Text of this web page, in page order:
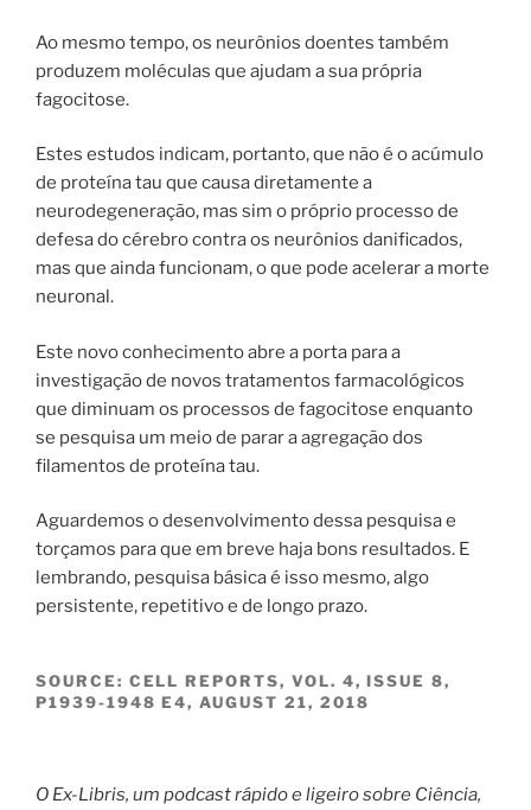
Ao mesmo tempo, os neurônios doentes também
produzem moléculas que ajudam a sua própria
fagocitose.
Estes estudos indicam, portanto, que não é o acúmulo
de proteína tau que causa diretamente a
neurodegeneração, mas sim o próprio processo de
defesa do cérebro contra os neurônios danificados,
mas que ainda funcionam, o que pode acelerar a morte
neuronal.
Este novo conhecimento abre a porta para a
investigação de novos tratamentos farmacológicos
que diminuam os processos de fagocitose enquanto
se pesquisa um meio de parar a agregação dos
filamentos de proteína tau.
Aguardemos o desenvolvimento dessa pesquisa e
torçamos para que em breve haja bons resultados. E
lembrando, pesquisa básica é isso mesmo, algo
persistente, repetitivo e de longo prazo.
SOURCE: CELL REPORTS, VOL. 4, ISSUE 8,
P1939-1948 E4, AUGUST 21, 2018
O Ex-Libris, um podcast rápido e ligeiro sobre Ciência,